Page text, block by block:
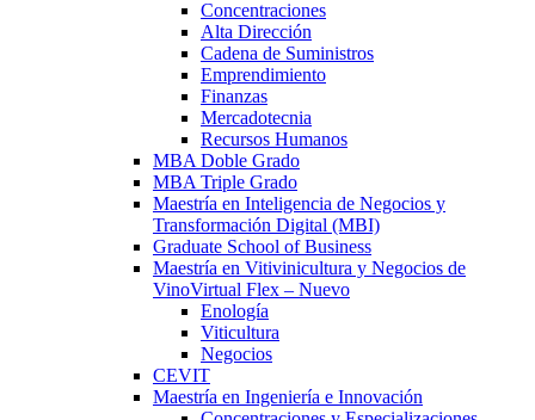
Concentraciones
Alta Dirección
Cadena de Suministros
Emprendimiento
Finanzas
Mercadotecnia
Recursos Humanos
MBA Doble Grado
MBA Triple Grado
Maestría en Inteligencia de Negocios y
Transformación Digital (MBI)
Graduate School of Business
Maestría en Vitivinicultura y Negocios de
VinoVirtual Flex – Nuevo
Enología
Viticultura
Negocios
CEVIT
Maestría en Ingeniería e Innovación